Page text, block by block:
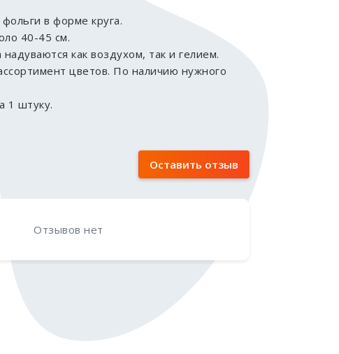
в форме круга.
40-45 см.
как воздухом, так и гелием.
цветов. По наличию нужного
1 штуку.
Оставить отзыв
Отзывов нет